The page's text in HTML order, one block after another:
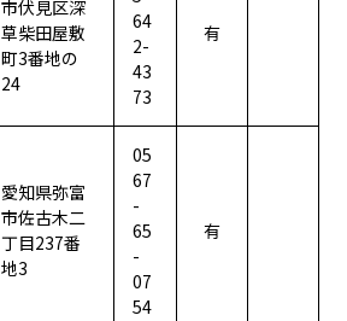
市伏見区深
草柴田屋敷
町3番地の
24
64
2-
43
73
有
愛知県弥富
市佐古木二
丁目237番
地3
05
67
-
65
-
07
54
有